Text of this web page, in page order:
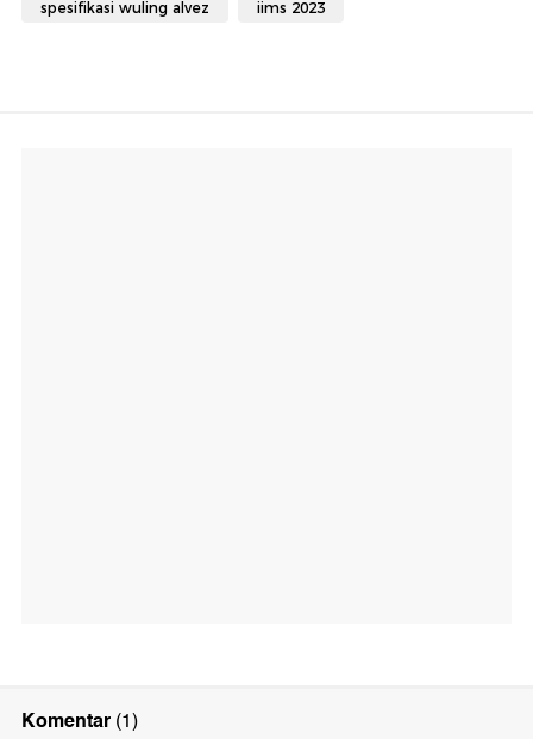
spesifikasi wuling alvez iims 2023